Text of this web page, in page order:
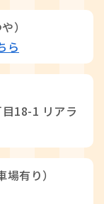
）
ら
18-1 リアラ
有り）